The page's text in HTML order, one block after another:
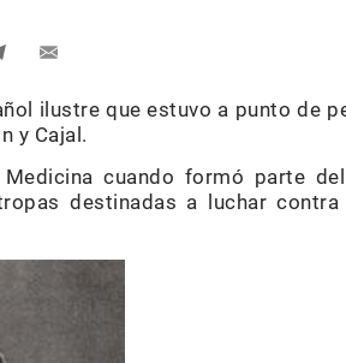
ilustre que estuvo a punto de
y Cajal.
cuando formó parte
destinadas a luchar contra